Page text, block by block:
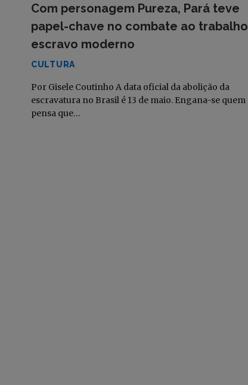
Com personagem Pureza, Pará teve
papel-chave no combate ao trabalho
escravo moderno
CULTURA
Por Gisele Coutinho A data oficial da abolição da
escravatura no Brasil é 13 de maio. Engana-se quem
pensa que…